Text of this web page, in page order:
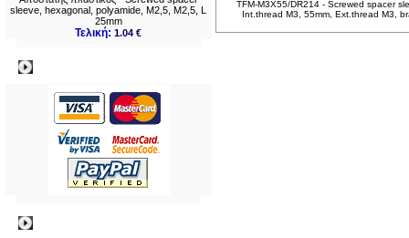
sleeve, hexagonal, polyamide, M2,5, M2,5, L
25mm
Τελική:1.04 €
TFM-M3X55/DR214 - Screwed spacer
Int.thread M3, 55mm, Ext.thread M3,